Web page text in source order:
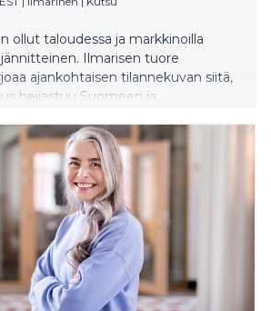
ollut taloudessa ja markkinoilla
Ilmarisen tuore
ajankohtaisen tilannekuvan siitä,
heijastuu Suomeen ja